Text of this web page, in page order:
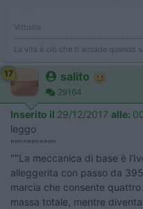
Vittorio
La vita è ciò che ti accade quando
17 salito
29164
Inserito il 29/12/2017 alle:
leggo
"""""""""""
""La meccanica di base è
alleggerita con passo da
marcia che consente
massa totale, mentre